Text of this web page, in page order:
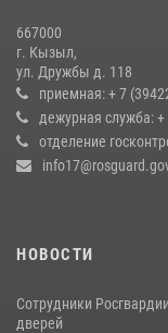
23 июля 2026, 04:57
Кызылчанин
оперативное
17 июля 2026, 07:22
667000
г. Кызыл,
ул. Дружбы д. 118
приемная: + 7
дежурная служба: +
отделение
НОВОСТИ
Сотрудники
дверей